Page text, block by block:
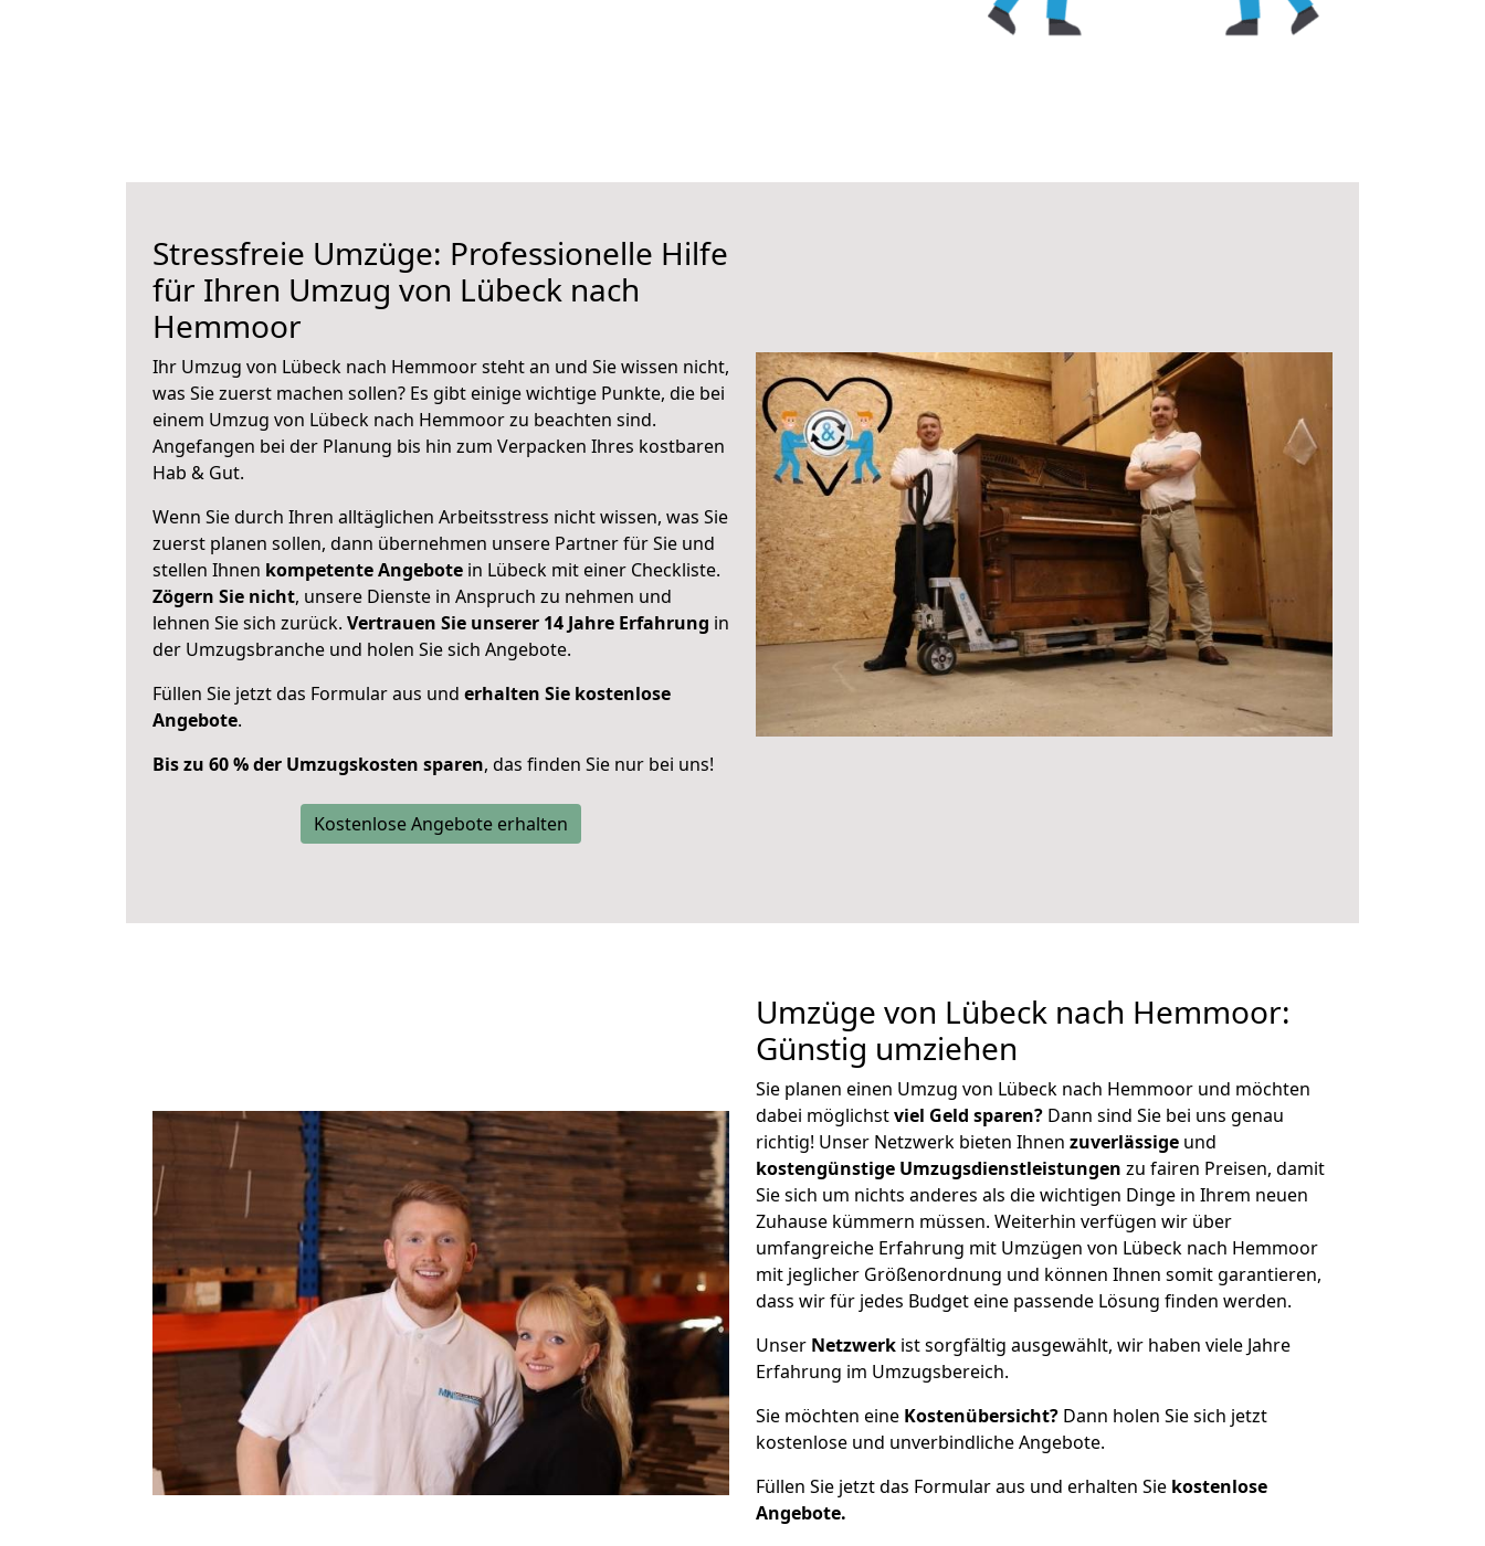
Stressfreie Umzüge: Professionelle Hilfe
für Ihren Umzug von Lübeck nach
Hemmoor
Ihr Umzug von Lübeck nach Hemmoor steht an und Sie wissen nicht,
was Sie zuerst machen sollen? Es gibt einige wichtige Punkte, die bei
einem Umzug von Lübeck nach Hemmoor zu beachten sind.
Angefangen bei der Planung bis hin zum Verpacken Ihres kostbaren
Hab & Gut.
Wenn Sie durch Ihren alltäglichen Arbeitsstress nicht wissen, was Sie
zuerst planen sollen, dann übernehmen unsere Partner für Sie und
stellen Ihnen kompetente Angebote in Lübeck mit einer Checkliste.
Zögern Sie nicht, unsere Dienste in Anspruch zu nehmen und
lehnen Sie sich zurück. Vertrauen Sie unserer 14 Jahre Erfahrung in
der Umzugsbranche und holen Sie sich Angebote.
Füllen Sie jetzt das Formular aus und erhalten Sie kostenlose
Angebote.
Bis zu 60 % der Umzugskosten sparen, das finden Sie nur bei uns!
Kostenlose Angebote erhalten
Umzüge von Lübeck nach Hemmoor:
Günstig umziehen
Sie planen einen Umzug von Lübeck nach Hemmoor und möchten
dabei möglichstviel Geld sparen? Dann sind Sie bei uns genau
richtig! Unser Netzwerk bieten Ihnen zuverlässige und
kostengünstige Umzugsdienstleistungen zu fairen Preisen, damit
Sie sich um nichts anderes als die wichtigen Dinge in Ihrem neuen
Zuhause kümmern müssen. Weiterhin verfügen wir über
umfangreiche Erfahrung mit Umzügen von Lübeck nach Hemmoor
mit jeglicher Größenordnung und können Ihnen somit garantieren,
dass wir für jedes Budget eine passende Lösung finden werden.
Unser Netzwerk ist sorgfältig ausgewählt, wir haben viele Jahre
Erfahrung im Umzugsbereich.
Sie möchten eine Kostenübersicht? Dann holen Sie sich jetzt
kostenlose und unverbindliche Angebote.
Füllen Sie jetzt das Formular aus und erhalten Sie kostenlose
Angebote.